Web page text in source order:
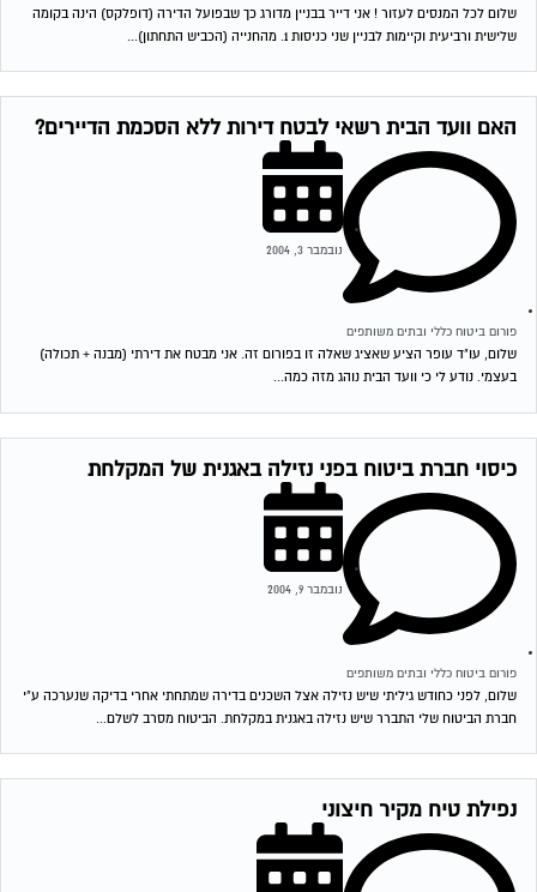
שלום לכל המנסים לעזור ! אני דייר בבניין מדורג כך שבפועל הדירה (דופלקס) הינה בקומה
שלישית ורביעית וקיימות לבניין שני כניסות 1. מהחנייה (הכביש התחתון)...
האם וועד הבית רשאי לבטח דירות ללא הסכמת הדיירים?
פורום ביטוח כללי ובתים משותפים
נובמבר 3, 2004
שלום, עו"ד עופר הציע שאציג שאלה זו בפורום זה. אני מבטח את דירתי (מבנה + תכולה)
בעצמי. נודע לי כי וועד הבית נוהג מזה כמה...
כיסוי חברת ביטוח בפני נזילה באגנית של המקלחת
פורום ביטוח כללי ובתים משותפים
נובמבר 9, 2004
שלום, לפני כחודש גיליתי שיש נזילה אצל השכנים בדירה שמתחתי אחרי בדיקה שנערכה ע"י
חברת הביטוח שלי התברר שיש נזילה באגנית במקלחת. הביטוח מסרב לשלם...
נפילת טיח מקיר חיצוני